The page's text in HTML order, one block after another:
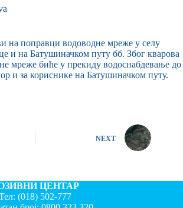
на поправци водоводне мреже у селу
и на Батушиначком путу бб. Због кварова
мреже биће у прекиду водоснабдевање до
и за кориснике на Батушиначком путу.
NEXT
ЦЕНТАР
(018) 502-777